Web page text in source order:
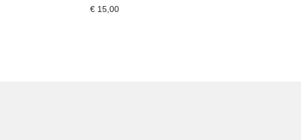
€ 15,00